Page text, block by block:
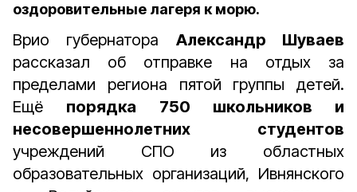
оздоровительные лагеря к морю.
Врио губернатора Александр Шуваев
рассказал об отправке на отдых за
пределами региона пятой группы детей.
Ещё порядка 750 школьников и
несовершеннолетних студентов
учреждений СПО из областных
образовательных организаций, Ивнянского